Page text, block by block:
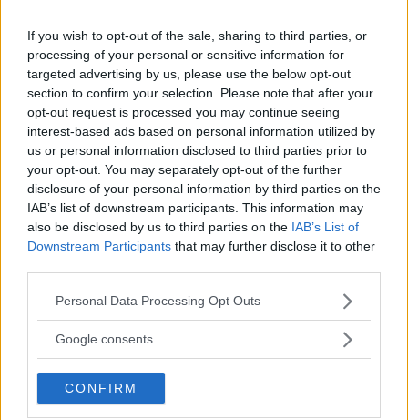
If you wish to opt-out of the sale, sharing to third parties, or
processing of your personal or sensitive information for
targeted advertising by us, please use the below opt-out
section to confirm your selection. Please note that after your
opt-out request is processed you may continue seeing
interest-based ads based on personal information utilized by
us or personal information disclosed to third parties prior to
your opt-out. You may separately opt-out of the further
disclosure of your personal information by third parties on the
IAB’s list of downstream participants. This information may
also be disclosed by us to third parties on the IAB’s List of
Downstream Participants that may further disclose it to other
Please note that this website/app uses one or more Google
not limited to your visit or usage behaviour. You may click to
use your data for below specified purposes in below Google
consent section.
Personal Data Processing Opt Outs
Google consents
CONFIRM